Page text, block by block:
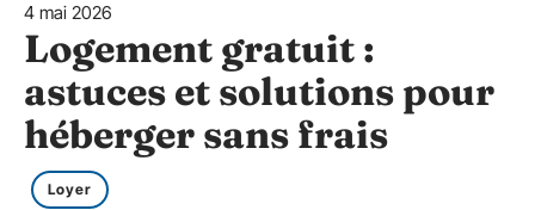
4 mai 2026
Logement gratuit :
astuces et solutions pour
héberger sans frais
Loyer